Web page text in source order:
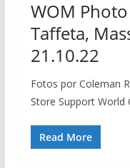
WOM
Taffeta,
21.10.22
Fotos por Coleman
Store Support
Read More